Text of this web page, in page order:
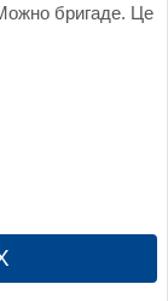
бригаде. Це